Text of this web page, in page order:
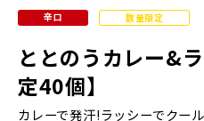
辛口 数量限定
ととのうカレー&
定40個】
カレーで発汗!ラッシーでクー